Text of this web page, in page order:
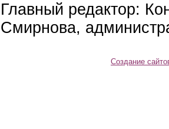
Главный редактор:
Смирнова,
Создание